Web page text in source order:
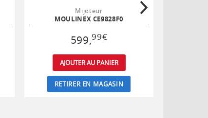
Mijoteur
MOULINEX CE9828F0
599,99€
AJOUTER AU PANIER
RETIRER EN MAGASIN